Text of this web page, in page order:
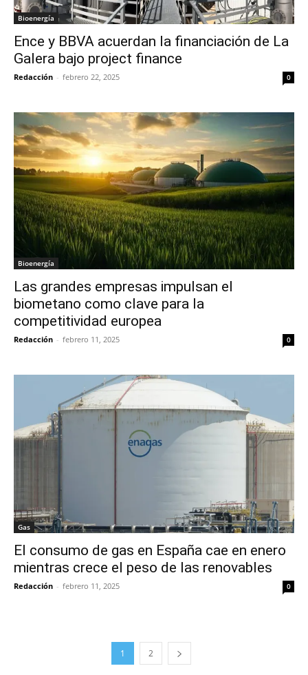
Bioenergía
Ence y BBVA acuerdan la financiación de La
Galera bajo project finance
Redacción - febrero 22, 2025 0
Bioenergía
Las grandes empresas impulsan el
biometano como clave para la
competitividad europea
Redacción - febrero 11, 2025 0
Gas
El consumo de gas en España cae en enero
mientras crece el peso de las renovables
Redacción - febrero 11, 2025 0
1 2